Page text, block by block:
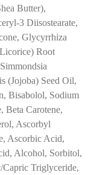
Butter),
3 Diisostearate,
Glycyrrhiza
Root
(Jojoba) Seed Oil,
Bisabolol, Sodium
Beta Carotene,
Ascorbyl
Ascorbic Acid,
Alcohol, Sorbitol,
Triglyceride,